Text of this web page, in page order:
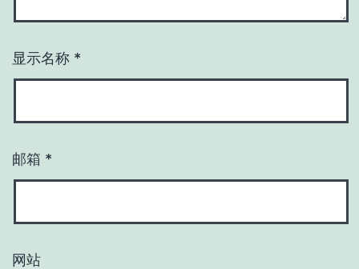
显示名称 *
邮箱 *
网站